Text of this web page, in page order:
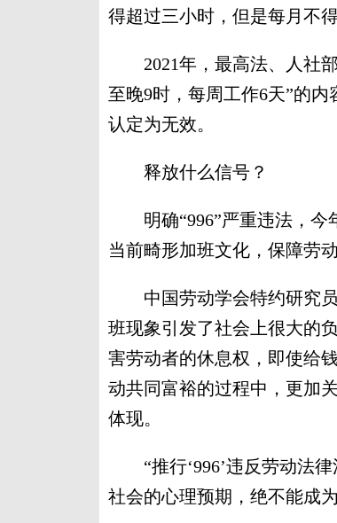
得超过三小时，但是每月不
2021年，最高法、人社部
至晚9时，每周工作6天”的
认定为无效。
释放什么信号？
明确“996”严重违法，今
当前畸形加班文化，保障劳
中国劳动学会特约研究员
班现象引发了社会上很大的
害劳动者的休息权，即使给
动共同富裕的过程中，更加
体现。
“推行‘996’违反劳动法律
社会的心理预期，绝不能成